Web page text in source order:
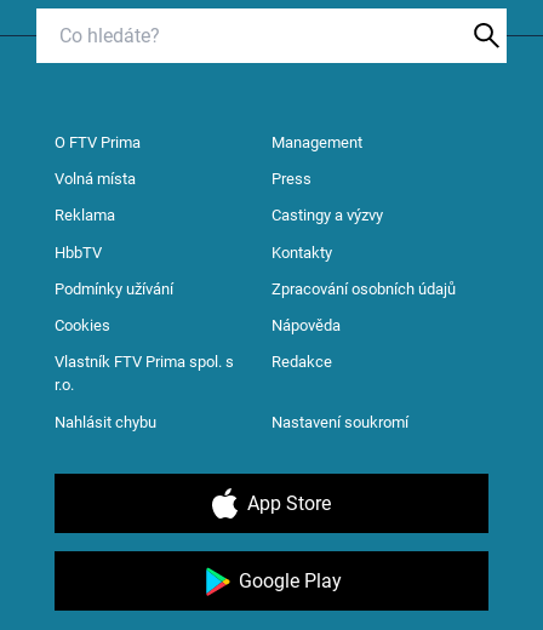
O FTV Prima Management
Volná místa Press
Reklama Castingy a výzvy
HbbTV Kontakty
Podmínky užívání Zpracování osobních údajů
Cookies Nápověda
Vlastník FTV Prima spol. s
r.o.
Redakce
Nahlásit chybu Nastavení soukromí
App Store
Google Play